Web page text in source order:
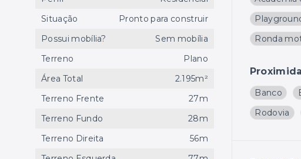
Ronda
Banco
Rodovia
Situação
Pronto para construir
Possui mobília?
Sem mobília
Terreno
Plano
Área Total
2.195m²
Terreno Frente
27m
Terreno Fundo
28m
Terreno Direita
56m